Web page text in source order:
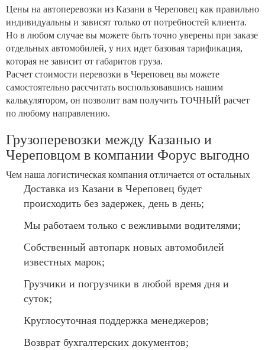
Цены на автоперевозки из Казани в Череповец как правильно
индивидуальны и зависят только от потребностей клиента.
Но в любом случае вы можете быть точно уверены при заказе
отдельных автомобилей, у них идет базовая тарификация,
которая не зависит от габаритов груза.
Расчет стоимости перевозки в Череповец вы можете
самостоятельно рассчитать воспользовавшись нашим
калькулятором, он позволит вам получить ТОЧНЫЙ расчет
по любому направлению.
Грузоперевозки между Казанью и
Череповцом в компании Форус выгодно
Чем наша логистическая компания отличается от остальных
Доставка из Казани в Череповец будет
происходить без задержек, день в день;
Мы работаем только с вежливыми водителями;
Собственный автопарк новых автомобилей
известных марок;
Грузчики и погрузчики в любой время дня и
суток;
Круглосуточная поддержка менеджеров;
Возврат бухгалтерских документов;